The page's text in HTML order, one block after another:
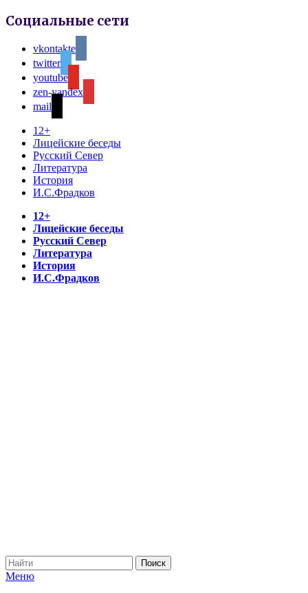
Социальные сети
vkontakte
twitter
youtube
zen-yandex
mail
12+
Лицейские беседы
Русский Север
Литература
История
И.С.Фрадков
12+
Лицейские беседы
Русский Север
Литература
История
И.С.Фрадков
Меню